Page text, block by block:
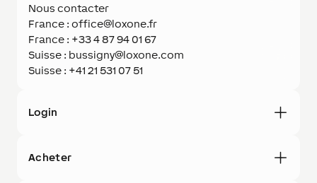
Nous contacter
France : office@loxone.fr
France : +33 4 87 94 01 67
Suisse : bussigny@loxone.com
Suisse : +41 21 531 07 51
Login
Acheter